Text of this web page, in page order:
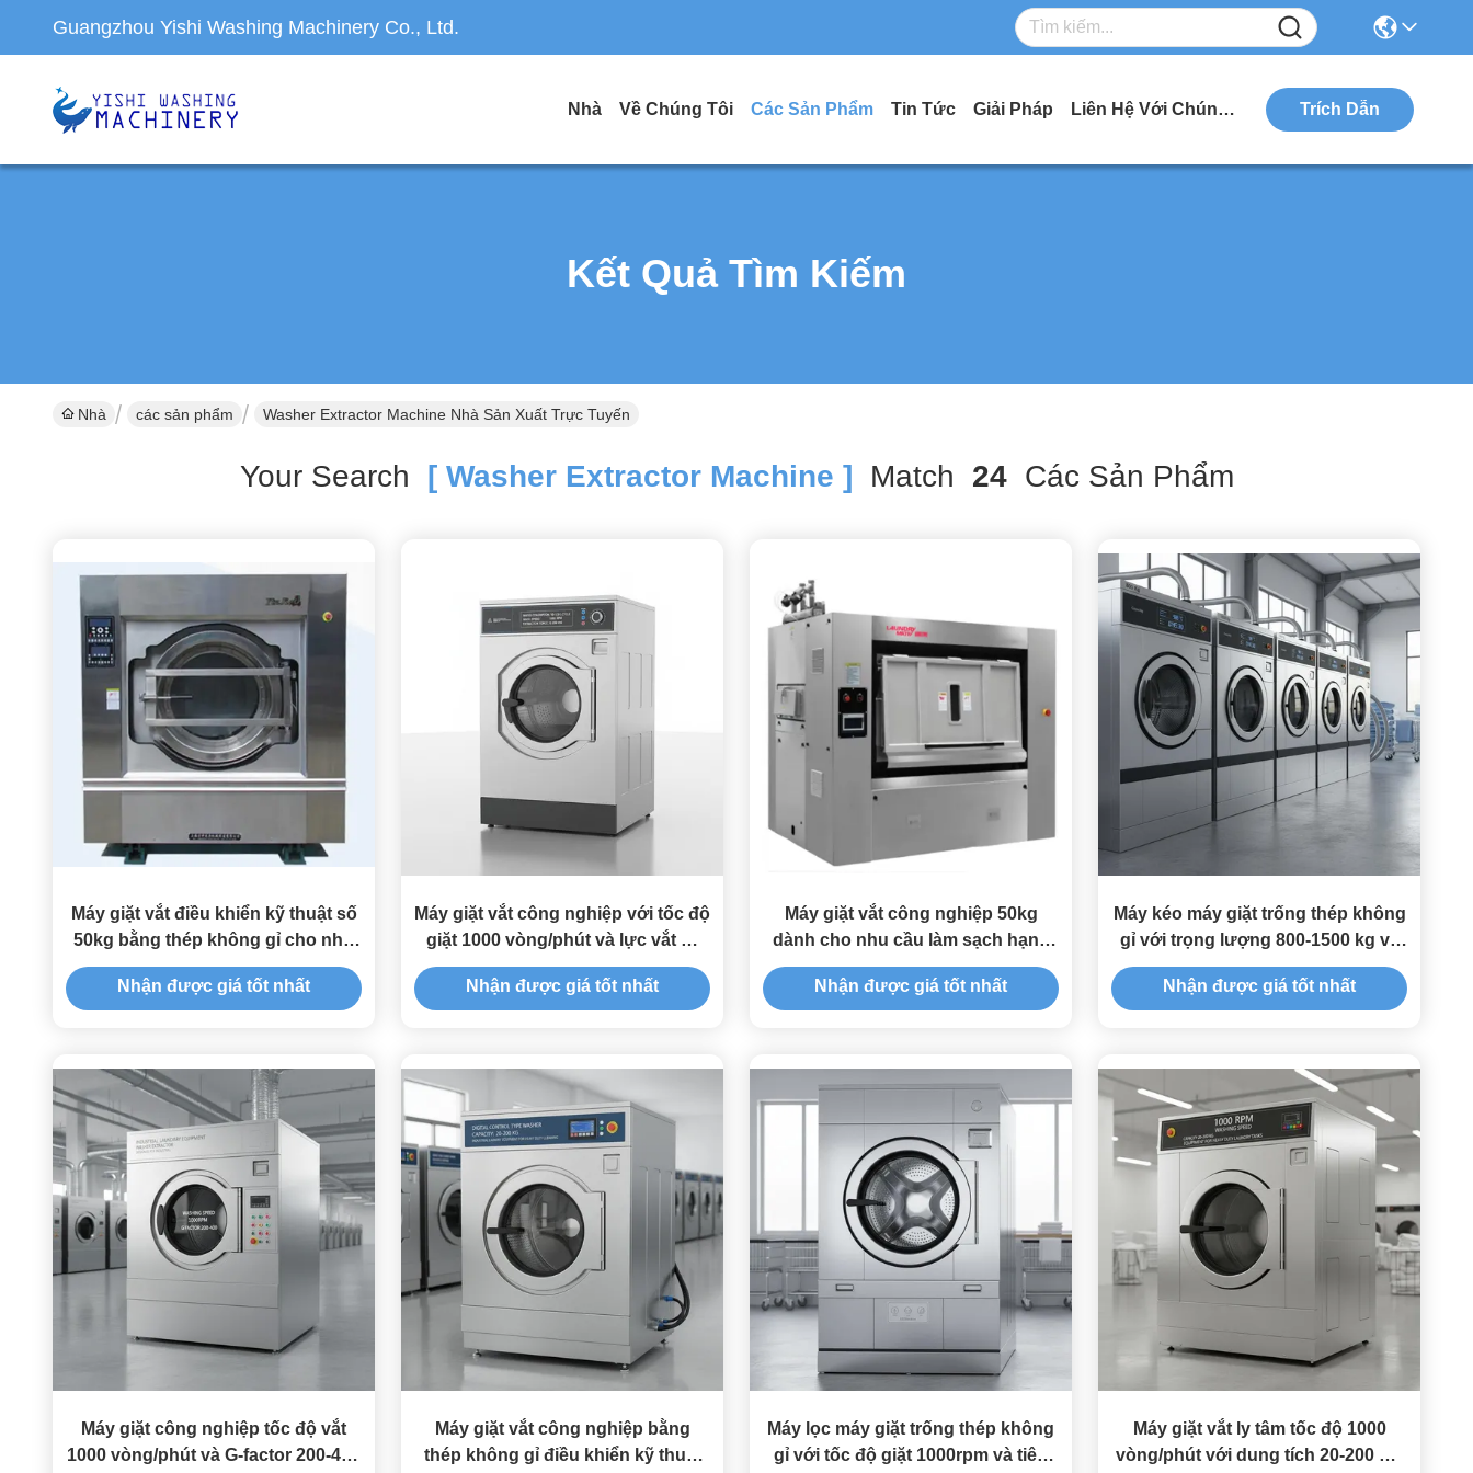
Guangzhou Yishi Washing Machinery Co., Ltd.
Nhà Về Chúng Tôi Các Sản Phẩm Tin Tức Giải Pháp Liên Hệ Với Chúng Tôi Trích Dẫn
Kết Quả Tìm Kiếm
Nhà các sản phẩm Washer Extractor Machine Nhà Sản Xuất Trực Tuyến
Your Search [ Washer Extractor Machine ] Match 24Các Sản Phẩm
Máy giặt vắt điều khiển kỹ thuật số
50kg bằng thép không gỉ cho nhu
cầu giặt ủi công nghiệp
Nhận được giá tốt nhất
Máy giặt vắt công nghiệp với tốc độ
giặt 1000 vòng/phút và lực vắt G-
factor 200-400 cho 50-150 lít mỗi
chu kỳ
Nhận được giá tốt nhất
Máy giặt vắt công nghiệp 50kg
dành cho nhu cầu làm sạch hạng
nặng
Nhận được giá tốt nhất
Máy kéo máy giặt trống thép không
gỉ với trọng lượng 800-1500 kg và
mức độ ồn 60dB cho giặt hàng
thương mại
Nhận được giá tốt nhất
Máy giặt công nghiệp tốc độ vắt
1000 vòng/phút và G-factor 200-400
Máy giặt vắt công nghiệp bằng
thép không gỉ điều khiển kỹ thuật
Máy lọc máy giặt trống thép không
gỉ với tốc độ giặt 1000rpm và tiêu
Máy giặt vắt ly tâm tốc độ 1000
vòng/phút với dung tích 20-200 Kg